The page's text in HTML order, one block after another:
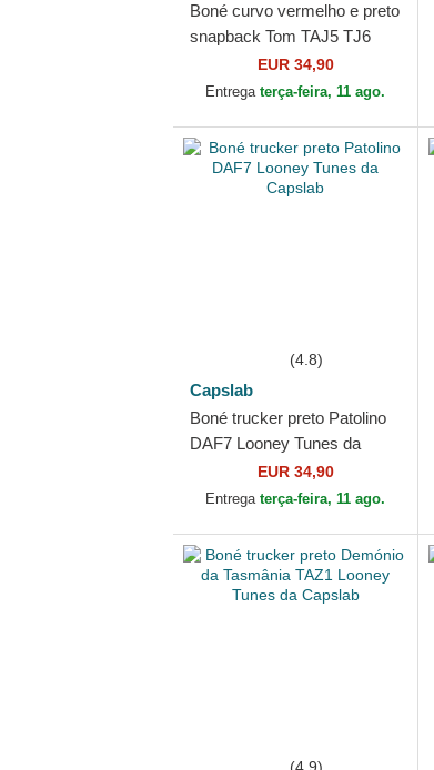
Boné curvo vermelho e preto
snapback Tom TAJ5 TJ6
Looney Tunes da Capslab
EUR 34,90
Entregaterça-feira, 11 ago.
(4.8)
Capslab
Boné trucker preto Patolino
DAF7 Looney Tunes da
EUR 34,90
Entregaterça-feira, 11 ago.